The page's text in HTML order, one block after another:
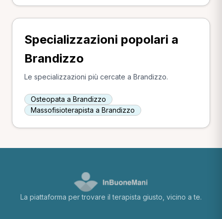
Specializzazioni popolari a
Brandizzo
Le specializzazioni più cercate a Brandizzo.
Osteopata a Brandizzo
Massofisioterapista a Brandizzo
La piattaforma per trovare il terapista giusto, vicino a te.